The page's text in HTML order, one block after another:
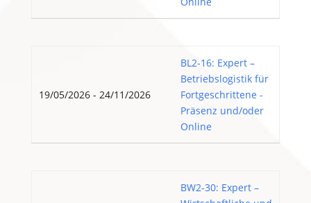
19/05/2026 - 24/11/2026
BL2-16: Expert –
Betriebslogistik für
Fortgeschrittene -
Präsenz und/oder
Online
BW2-30: Expert –